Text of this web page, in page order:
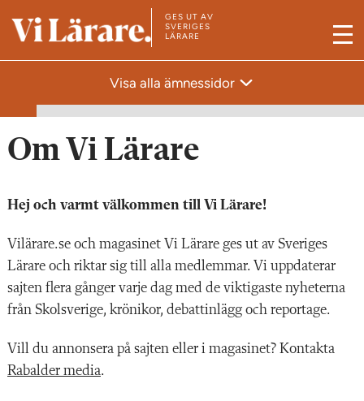
T
s
t
a
t
i
d
a
GES UT AV
SVERIGES
LÄRARE
M
Visa alla ämnessidor
Om Vi Lärare
Hej och varmt välkommen till Vi Lärare!
Vilärare.se och magasinet Vi Lärare ges ut av Sveriges
Lärare och riktar sig till alla medlemmar. Vi uppdaterar
sajten flera gånger varje dag med de viktigaste nyheterna
från Skolsverige, krönikor, debattinlägg och reportage.
Vill du annonsera på sajten eller i magasinet? Kontakta
Rabalder media.